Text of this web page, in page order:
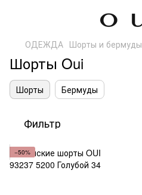
ОДЕЖДА Шорты и бермуды
Шорты Oui
Шорты Бермуды
Фильтр
−50%